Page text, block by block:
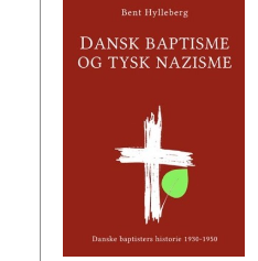
tysk